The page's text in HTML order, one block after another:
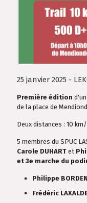
25 janvier 2025 -
Première édition
de la place de
Deux distances : 10
5 membres du SPUC
Carole DUHART et
et 3e marche du
Philippe
Frédéric